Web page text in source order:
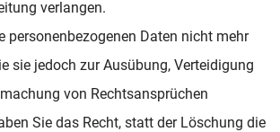
verlangen.
personenbezogenen Daten nicht mehr
sie jedoch zur Ausübung, Verteidigung
von Rechtsansprüchen
Sie das Recht, statt der Löschung die